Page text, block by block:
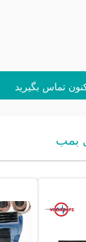
تماس بگیرید
بمب